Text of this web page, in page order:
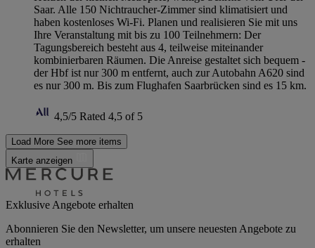
Saar. Alle 150 Nichtraucher-Zimmer sind klimatisiert und
haben kostenloses Wi-Fi. Planen und realisieren Sie mit uns
Ihre Veranstaltung mit bis zu 100 Teilnehmern: Der
Tagungsbereich besteht aus 4, teilweise miteinander
kombinierbaren Räumen. Die Anreise gestaltet sich bequem -
der Hbf ist nur 300 m entfernt, auch zur Autobahn A620 sind
es nur 300 m. Bis zum Flughafen Saarbrücken sind es 15 km.
4,5/5 Rated 4,5 of 5
Load More See more items
Karte anzeigen
Exklusive Angebote erhalten
Abonnieren Sie den Newsletter, um unsere neuesten Angebote zu
erhalten